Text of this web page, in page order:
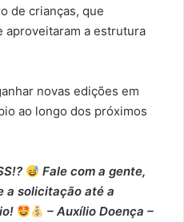
de crianças, que
aproveitaram a estrutura
novas edições em
ao longo dos próximos
Fale com a gente,
a solicitação até a
– Auxílio Doença –